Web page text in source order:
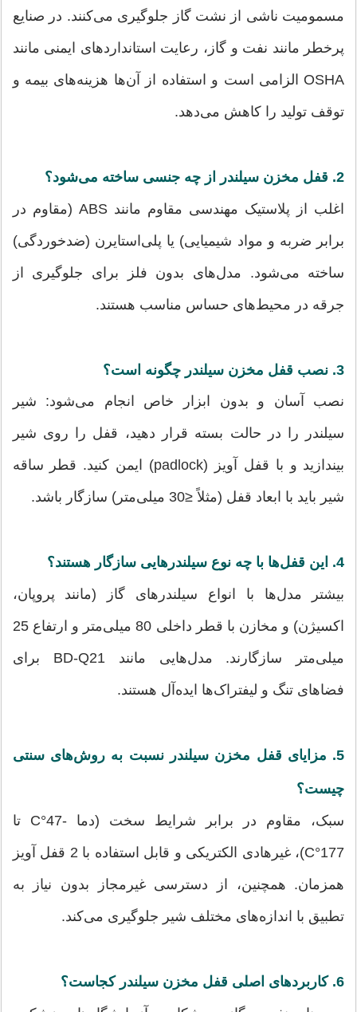
مسمومیت ناشی از نشت گاز جلوگیری می‌کنند. در صنایع
پرخطر مانند نفت و گاز، رعایت استانداردهای ایمنی مانند
OSHA الزامی است و استفاده از آن‌ها هزینه‌های بیمه و
توقف تولید را کاهش می‌دهد.
2. قفل مخزن سیلندر از چه جنسی ساخته می‌شود؟
اغلب از پلاستیک مهندسی مقاوم مانند ABS (مقاوم در
برابر ضربه و مواد شیمیایی) یا پلی‌استایرن (ضدخوردگی)
ساخته می‌شود. مدل‌های بدون فلز برای جلوگیری از
جرقه در محیط‌های حساس مناسب هستند.
3. نصب قفل مخزن سیلندر چگونه است؟
نصب آسان و بدون ابزار خاص انجام می‌شود: شیر
سیلندر را در حالت بسته قرار دهید، قفل را روی شیر
بیندازید و با قفل آویز (padlock) ایمن کنید. قطر ساقه
شیر باید با ابعاد قفل (مثلاً ≤30 میلی‌متر) سازگار باشد.
4. این قفل‌ها با چه نوع سیلندرهایی سازگار هستند؟
بیشتر مدل‌ها با انواع سیلندرهای گاز (مانند پروپان،
اکسیژن) و مخازن با قطر داخلی 80 میلی‌متر و ارتفاع 25
میلی‌متر سازگارند. مدل‌هایی مانند BD-Q21 برای
فضاهای تنگ و لیفتراک‌ها ایده‌آل هستند.
5. مزایای قفل مخزن سیلندر نسبت به روش‌های سنتی
چیست؟
سبک، مقاوم در برابر شرایط سخت (دما -47°C تا
177°C)، غیرهادی الکتریکی و قابل استفاده با 2 قفل آویز
همزمان. همچنین، از دسترسی غیرمجاز بدون نیاز به
تطبیق با اندازه‌های مختلف شیر جلوگیری می‌کند.
6. کاربردهای اصلی قفل مخزن سیلندر کجاست؟